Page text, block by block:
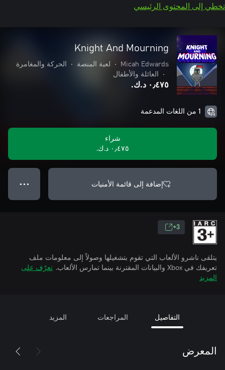
تخطي إلى المحتوى الرئيسي
Knight And Mourning
Micah Edwards
• لعبة المنصة •
الحركة والمغامرة
•
العائلة والأطفال
٠٫٤٧٥ د.ك.‏
1 من اللغات المدعمة
شراء
٠٫٤٧٥ د.ك.‏
إضافة إلى قائمة الأمنيات ● ● ●
3+
يتلقى ناشرو الألعاب التي تقوم بتشغيلها وصولاً إلى معلومات ملف
تعريفك في Xbox والبيانات المقترنة بينما تمارس الألعاب.
تعرّف على
المزيد
التفاصيل المراجعات المزيد
المعرض